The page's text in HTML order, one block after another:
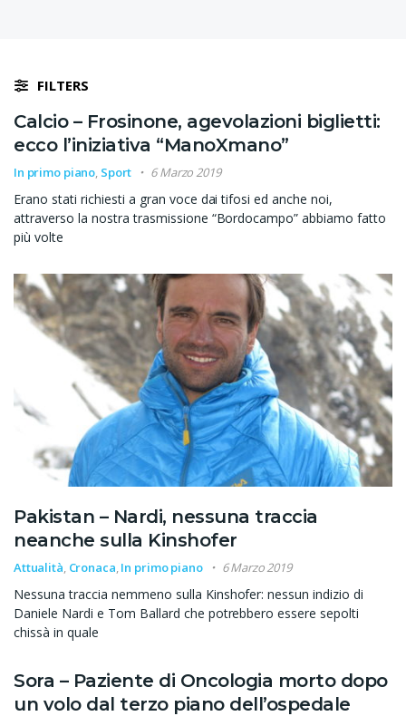
FILTERS
Calcio – Frosinone, agevolazioni biglietti:
ecco l’iniziativa “ManoXmano”
In primo piano, Sport 6 Marzo 2019
Erano stati richiesti a gran voce dai tifosi ed anche noi,
attraverso la nostra trasmissione “Bordocampo” abbiamo fatto
più volte
Pakistan – Nardi, nessuna traccia
neanche sulla Kinshofer
Attualità, Cronaca,In primo piano 6 Marzo 2019
Nessuna traccia nemmeno sulla Kinshofer: nessun indizio di
Daniele Nardi e Tom Ballard che potrebbero essere sepolti
chissà in quale
Sora – Paziente di Oncologia morto dopo
un volo dal terzo piano dell’ospedale